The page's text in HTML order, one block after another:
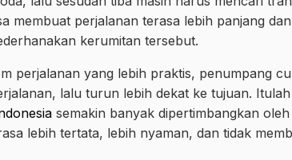
membuat perjalanan terasa lebih panjang
kerumitan tersebut.
perjalanan yang lebih praktis, penumpang
lalu turun lebih dekat ke tujuan.
semakin banyak dipertimbangkan
lebih tertata, lebih nyaman, dan tidak